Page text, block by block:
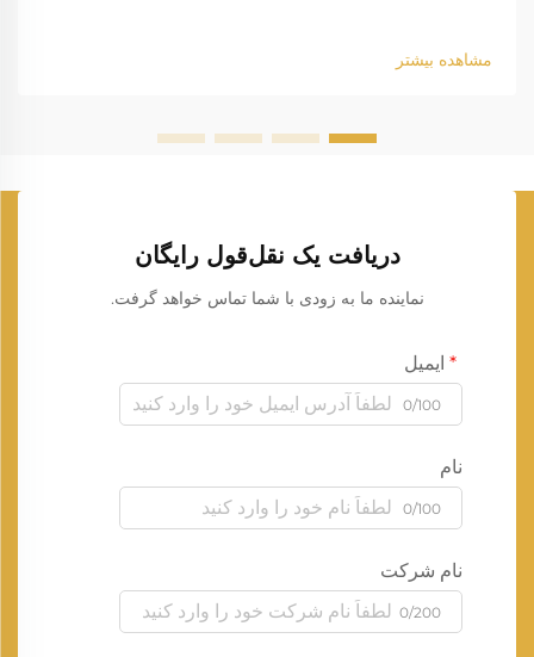
مشاهده بیشتر
دریافت یک نقل‌قول رایگان
نماینده ما به زودی با شما تماس خواهد گرفت.
ایمیل
0/100
نام
0/100
نام شرکت
0/200